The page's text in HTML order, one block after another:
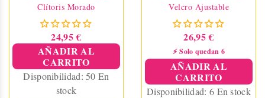
Clítoris Morado
24,95 €
AÑADIR AL
CARRITO
Disponibilidad:50 En
stock
Velcro Ajustable
26,95 €
⚡ Solo quedan 6
AÑADIR AL
CARRITO
Disponibilidad: 6 En stock